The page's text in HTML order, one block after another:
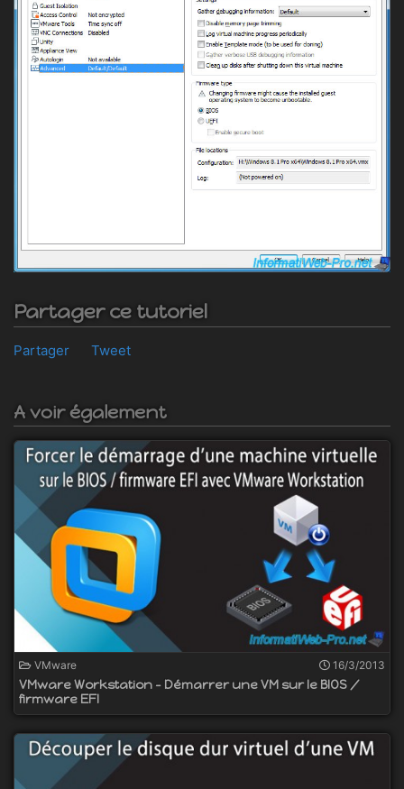
Partager ce tutoriel
Partager Tweet
A voir également
VMware 16/3/2013
VMware Workstation - Démarrer une VM sur le BIOS /
firmware EFI